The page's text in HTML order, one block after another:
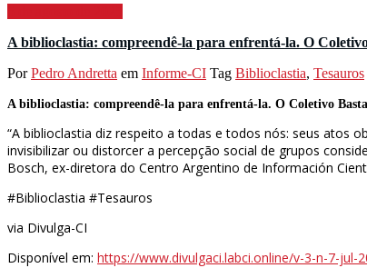
A biblioclastia: compreendê-la para enfrentá-la. O
PorPedro Andretta em Informe-CI Tag Biblioclastia, Tesauros
A biblioclastia: compreendê-la para enfrentá-la. O Coletivo
“A biblioclastia diz respeito a todas e todos nós: seus
invisibilizar ou distorcer a percepção social de grupos
Bosch, ex-diretora do Centro Argentino de Información
#Biblioclastia #Tesauros
via Divulga-CI
Disponível em: https://www.divulgaci.labci.online/v-3-n-7-